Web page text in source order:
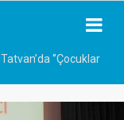
Tatvan’da ‘’Çocuklar